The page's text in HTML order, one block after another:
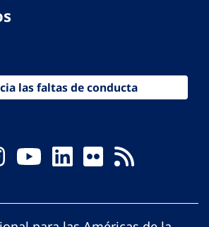
las faltas de conducta